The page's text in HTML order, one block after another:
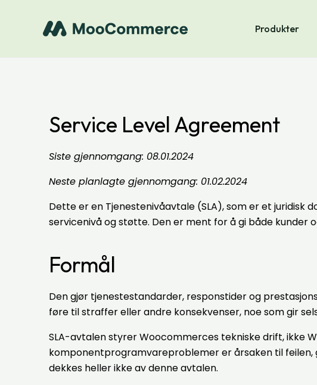
Produkter
Service Level Agreement
Siste gjennomgang: 08.01.2024
Neste planlagte gjennomgang: 01.02.2024
Dette er en Tjenestenivåavtale (SLA), som er et
servicenivå og støtte. Den er ment for å gi både kunder
Formål
Den gjør tjenestestandarder, responstider og
føre til straffer eller andre konsekvenser, noe som gir
SLA-avtalen styrer Woocommerces tekniske drift, ikke
komponentprogramvareproblemer er årsaken til feilen,
dekkes heller ikke av denne avtalen.